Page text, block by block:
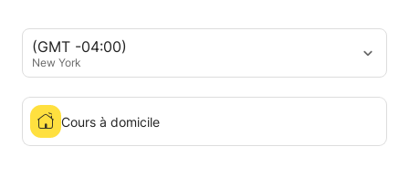
(GMT -04:00)
New York
Cours à domicile